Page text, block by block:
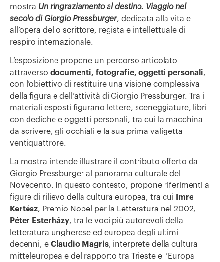
mostra Un ringraziamento al destino. Viaggio nel
secolo di Giorgio Pressburger, dedicata alla vita e
all’opera dello scrittore, regista e intellettuale di
respiro internazionale.
L’esposizione propone un percorso articolato
attraverso documenti, fotografie, oggetti personali,
con l’obiettivo di restituire una visione complessiva
della figura e dell’attività di Giorgio Pressburger. Tra i
materiali esposti figurano lettere, sceneggiature, libri
con dediche e oggetti personali, tra cui la macchina
da scrivere, gli occhiali e la sua prima valigetta
ventiquattrore.
La mostra intende illustrare il contributo offerto da
Giorgio Pressburger al panorama culturale del
Novecento. In questo contesto, propone riferimenti a
figure di rilievo della cultura europea, tra cui
Imre
Kertész, Premio Nobel per la Letteratura nel 2002,
Péter Esterházy, tra le voci più autorevoli della
letteratura ungherese ed europea degli ultimi
decenni, e Claudio Magris, interprete della cultura
mitteleuropea e del rapporto tra Trieste e l’Europa